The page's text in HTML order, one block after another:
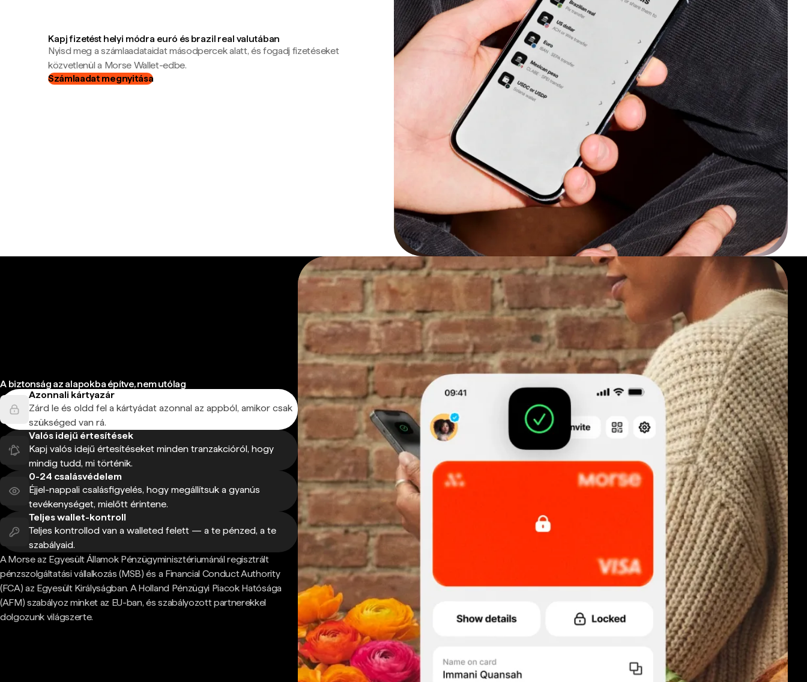
Kapj fizetést helyi módra euró és brazil real valutában
Nyisd meg a számlaadataidat másodpercek alatt, és fogadj fizetéseket
közvetlenül a Morse Wallet-edbe.
Számlaadat megnyitása
A biztonság az alapokba építve, nem utólag
Azonnali kártyazár
Zárd le és oldd fel a kártyádat azonnal az appból, amikor csak
szükséged van rá.
Valós idejű értesítések
Kapj valós idejű értesítéseket minden tranzakcióról, hogy
mindig tudd, mi történik.
0-24 csalásvédelem
Éjjel-nappali csalásfigyelés, hogy megállítsuk a gyanús
tevékenységet, mielőtt érintene.
Teljes wallet-kontroll
Teljes kontrollod van a walleted felett — a te pénzed, a te
szabályaid.
A Morse az Egyesült Államok Pénzügyminisztériumánál regisztrált
pénzszolgáltatási vállalkozás (MSB) és a Financial Conduct Authority
(FCA) az Egyesült Királyságban. A Holland Pénzügyi Piacok Hatósága
(AFM) szabályoz minket az EU-ban, és szabályozott partnerekkel
dolgozunk világszerte.